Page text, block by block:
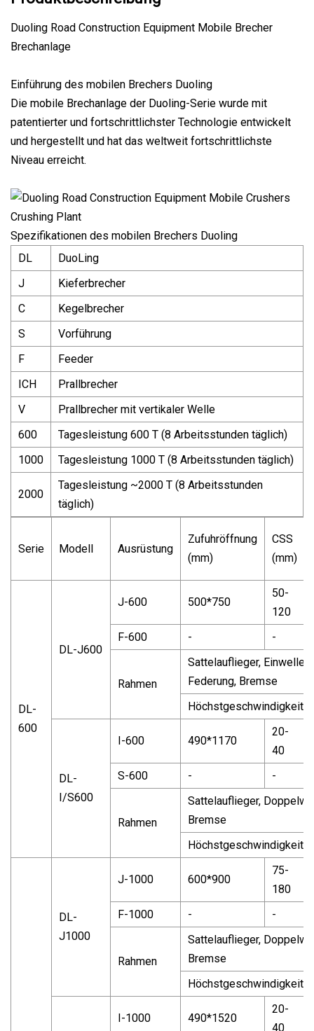
Duoling Road Construction Equipment Mobile Brecher
Brechanlage
Einführung des mobilen Brechers Duoling
Die mobile Brechanlage der Duoling-Serie wurde mit
patentierter und fortschrittlichster Technologie entwickelt
und hergestellt und hat das weltweit fortschrittlichste
Niveau erreicht.
Spezifikationen des mobilen Brechers Duoling
DL
DuoLing
J
Kieferbrecher
C
Kegelbrecher
S
Vorführung
F
Feeder
ICH
Prallbrecher
V
Prallbrecher mit vertikaler Welle
600
Tagesleistung 600 T (8 Arbeitsstunden täglich)
1000
Tagesleistung 1000 T (8 Arbeitsstunden täglich)
2000
Tagesleistung ~2000 T (8 Arbeitsstunden
täglich)
Serie Modell Ausrüstung
Zufuhröffnung
(mm)
CSS
(mm)
DL-
600
DL-J600
J-600 500*750
50-
120
F-600 - -
Rahmen
Sattelauflieger,
Federung, Bremse
Höchstgeschwindigkeit:
DL-
I/S600
I-600 490*1170
20-
40
S-600 - -
Rahmen
Sattelauflieger,
Bremse
Höchstgeschwindigkeit:
DL-
J1000
J-1000 600*900
75-
180
F-1000 - -
Rahmen
Sattelauflieger,
Bremse
Höchstgeschwindigkeit:
I-1000 490*1520
20-
40